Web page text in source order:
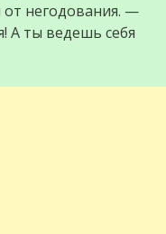
негодования. —
А ты ведешь себя